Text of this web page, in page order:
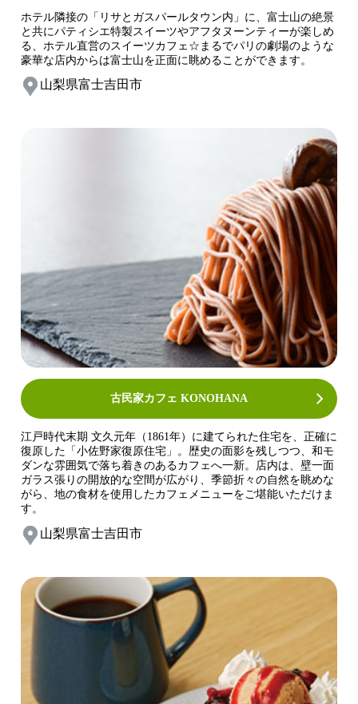
ホテル隣接の「リサとガスパールタウン内」に、富士山の絶景
と共にパティシエ特製スイーツやアフタヌーンティーが楽しめ
る、ホテル直営のスイーツカフェ☆まるでパリの劇場のような
豪華な店内からは富士山を正面に眺めることができます。
山梨県富士吉田市
古民家カフェ KONOHANA
江戸時代末期 文久元年（1861年）に建てられた住宅を、正確に
復原した「小佐野家復原住宅」。歴史の面影を残しつつ、和モ
ダンな雰囲気で落ち着きのあるカフェへ一新。店内は、壁一面
ガラス張りの開放的な空間が広がり、季節折々の自然を眺めな
がら、地の食材を使用したカフェメニューをご堪能いただけま
す。
山梨県富士吉田市